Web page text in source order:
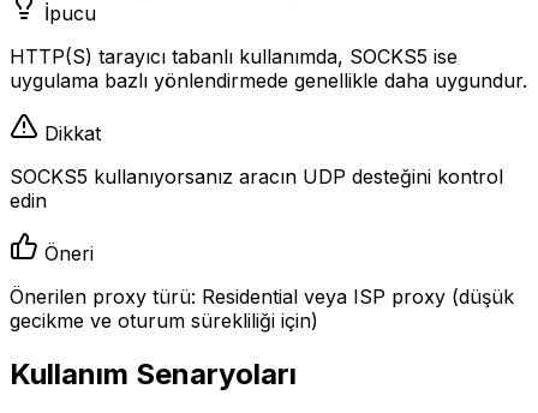
İpucu
HTTP(S) tarayıcı tabanlı kullanımda, SOCKS5 ise
uygulama bazlı yönlendirmede genellikle daha uygundur.
Dikkat
SOCKS5 kullanıyorsanız aracın UDP desteğini kontrol
edin
Öneri
Önerilen proxy türü: Residential veya ISP proxy (düşük
gecikme ve oturum sürekliliği için)
Kullanım Senaryoları